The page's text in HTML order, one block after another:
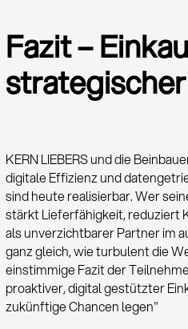
Fazit –
KERN LIEBERS und die
digitale Effizienz und
sind heute realisierbar. Wer
stärkt Liefer­fähigkeit, reduziert
als unverzichtbarer Partner im
ganz gleich, wie turbulent die
einstimmige Fazit der
proaktiver, digital gestützter
zukünftige Chancen legen"